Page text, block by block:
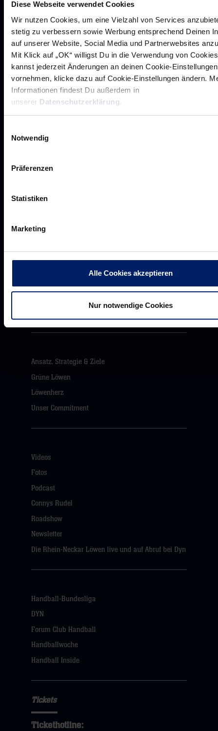
Diese Webseite verwendet Cookies
Wir nutzen Cookies, um eine Vielzahl von Services
stetig zu verbessern sowie Werbung entsprechend Deinen
auf unserer Website, Social Media und Partnerwebsites
Mit Klick auf „OK“ willigst Du in die Verwendung von
kannst jederzeit Änderungen an deinen Cookie-Einstellungen
vornehmen, klicke dazu auf Cookie-Einstellungen ändern.
Informationen findest Du außerdem in
unserer Datenschutzerklärung.
Notwendig
Präferenzen
Statistiken
Marketing
Alle Cookies akzeptieren
Nur notwendige Cookies
Jobs
Aufsichtsrat
Löwenherz
Ansprechpartner*innen
Werbemöglichkeiten
Business-News
Wirtschaftslöwen
Ansatz, Strategie & Ziele
Grüne Löwen
Löwenherz
Unser Commitment
Videos
Fotos
Podcast
Connys Rudel
Roadshow
Newsletter
Die Rhein-Neckar Löwen live und auf Abruf bei Dyn
Handball-Bundesliga
DYN
Forum Club Handball
Handballwoche
Handball Inside
Tickets
Tickethotline: